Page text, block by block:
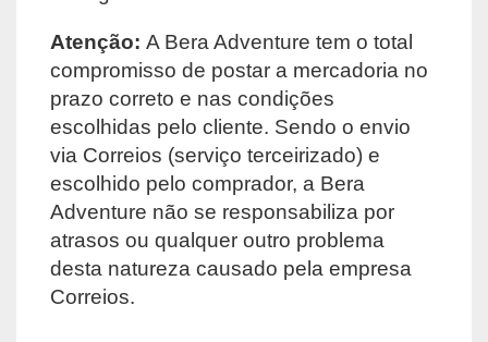
Atenção: A Bera Adventure tem o total
compromisso de postar a mercadoria no
prazo correto e nas condições
escolhidas pelo cliente. Sendo o envio
via Correios (serviço terceirizado) e
escolhido pelo comprador, a Bera
Adventure não se responsabiliza por
atrasos ou qualquer outro problema
desta natureza causado pela empresa
Correios.